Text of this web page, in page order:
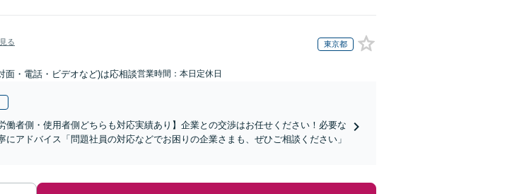
る 東京都
面・電話・ビデオなど)は応相談営業時間：本日定休日
働者側・使用者側どちらも対応実績あり】企業との交渉はお任せください！必要な
アドバイス「問題社員の対応などでお困りの企業さまも、ぜひご相談ください」